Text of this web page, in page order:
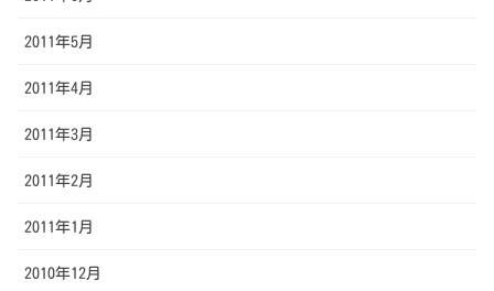
2011年5月
2011年4月
2011年3月
2011年2月
2011年1月
2010年12月